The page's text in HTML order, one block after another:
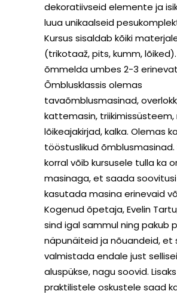
dekoratiivseid elemente ja
luua unikaalseid
Kursus sisaldab kõiki
(trikotaaž, pits, kumm,
õmmelda umbes 2-3
Õmblusklassis olemas
tavaõmblusmasinad,
kattemasin, triikimissüsteem,
lõikeajakirjad, kalka. Olemas
tööstuslikud õmblusmasinad.
korral võib kursusele tulla ka
masinaga, et saada
kasutada masina erinevaid
Kogenud õpetaja, Evelin
sind igal sammul ning pakub
näpunäiteid ja nõuandeid, et
valmistada endale just
aluspükse, nagu soovid. Lisaks
praktilistele oskustele saad